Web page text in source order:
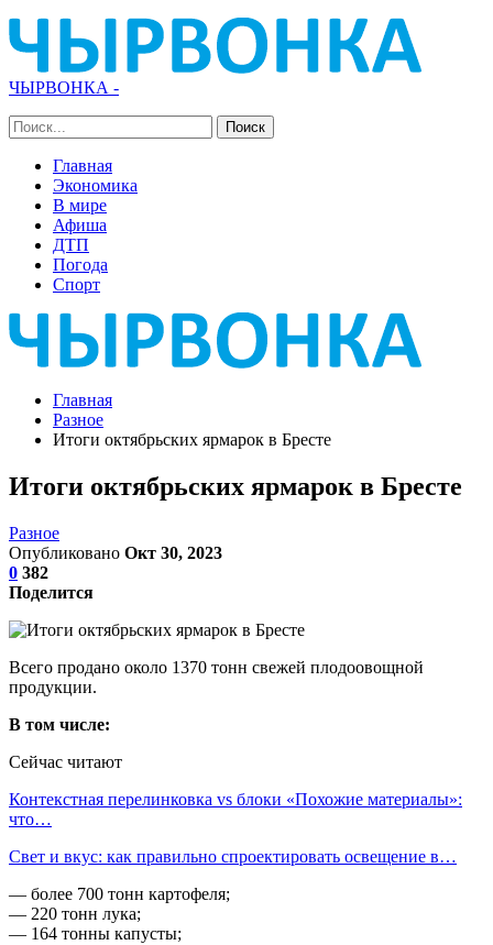
ЧЫРВОНКА -
Главная
Экономика
В мире
Афиша
ДТП
Погода
Спорт
Главная
Разное
Итоги октябрьских ярмарок в Бресте
Итоги октябрьских ярмарок в Бресте
Разное
Опубликовано Окт 30, 2023
0 382
Поделится
Всего продано около 1370 тонн свежей плодоовощной
продукции.
В том числе:
Сейчас читают
Контекстная перелинковка vs блоки «Похожие материалы»:
что…
Свет и вкус: как правильно спроектировать освещение в…
— более 700 тонн картофеля;
— 220 тонн лука;
— 164 тонны капусты;